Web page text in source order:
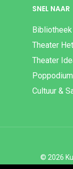
SNEL NAAR
Bibliotheek
Theater
Theater
Cultuur &
© 2026